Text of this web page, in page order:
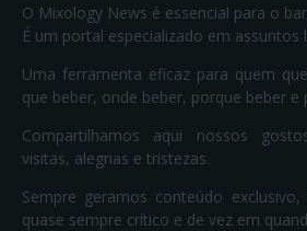
O Mixology News é essencial para o
É um portal especializado em assuntos
Uma ferramenta eficaz para quem
que beber, onde beber, porque beber e
Compartilhamos aqui nossos
visitas, alegrias e tristezas.
Sempre geramos conteúdo
quase sempre crítico e de vez em